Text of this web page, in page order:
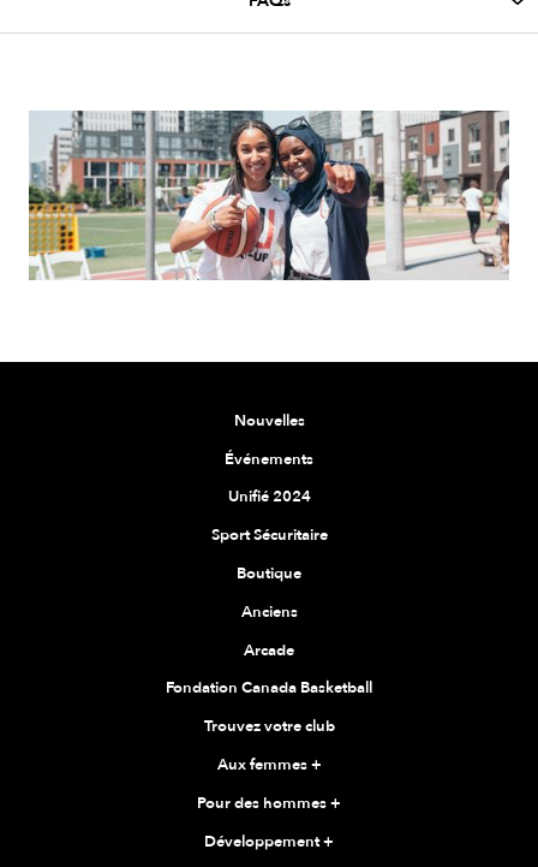
Nouvelles
Événements
Unifié 2024
Sport Sécuritaire
Boutique
Anciens
Arcade
Fondation Canada Basketball
Trouvez votre club
Aux femmes+
Pour des hommes+
Développement+